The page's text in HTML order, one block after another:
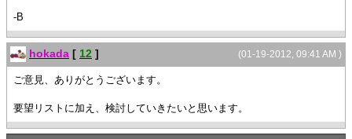
-B
(01-19-2012, 09:41 AM )
hokada [ 12 ]
ご意見、ありがとうございます。
要望リストに加え、検討していきたいと思います。